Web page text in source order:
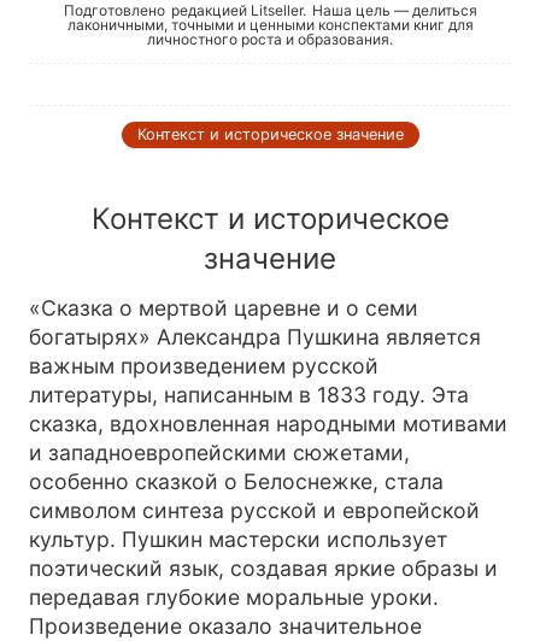
Подготовлено редакцией Litseller. Наша цель — делиться
лаконичными, точными и ценными конспектами книг для
личностного роста и образования.
Контекст и историческое значение
Контекст и историческое
значение
«Сказка о мертвой царевне и о семи
богатырях» Александра Пушкина является
важным произведением русской
литературы, написанным в 1833 году. Эта
сказка, вдохновленная народными мотивами
и западноевропейскими сюжетами,
особенно сказкой о Белоснежке, стала
символом синтеза русской и европейской
культур. Пушкин мастерски использует
поэтический язык, создавая яркие образы и
передавая глубокие моральные уроки.
Произведение оказало значительное